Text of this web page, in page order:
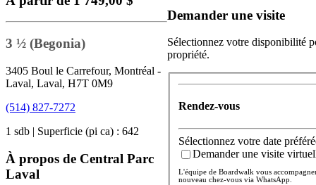
3 ½ (Begonia)
3405 Boul le Carrefour, Montréal -
Laval, Laval, H7T 0M9
(514) 827-7272
1 sdb | Superficie (pi ca) : 642
À propos de Central Parc
Laval
Demander une visite
Sélectionnez votre disponibilité
propriété.
Rendez-vous
Sélectionnez votre date
Demander une visite
L'équipe de Boardwalk vous
nouveau chez-vous via WhatsApp.